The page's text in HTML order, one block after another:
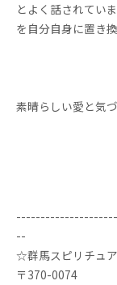
とよく話されてい
を自分自身に置き
素晴らしい愛と気
--
☆群馬スピリチュ
〒370-0074